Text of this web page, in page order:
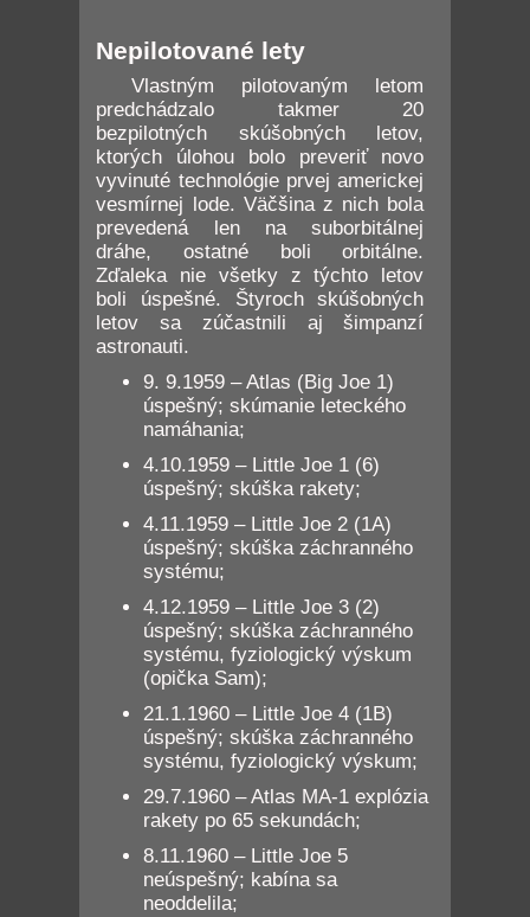
Nepilotované lety
Vlastným pilotovaným letom
predchádzalo takmer 20
bezpilotných skúšobných letov,
ktorých úlohou bolo preveriť novo
vyvinuté technológie prvej americkej
vesmírnej lode. Väčšina z nich bola
prevedená len na suborbitálnej
dráhe, ostatné boli orbitálne.
Zďaleka nie všetky z týchto letov
boli úspešné. Štyroch skúšobných
letov sa zúčastnili aj šimpanzí
astronauti.
9. 9.1959 – Atlas (Big Joe 1)
úspešný; skúmanie leteckého
namáhania;
4.10.1959 – Little Joe 1 (6)
úspešný; skúška rakety;
4.11.1959 – Little Joe 2 (1A)
úspešný; skúška záchranného
systému;
4.12.1959 – Little Joe 3 (2)
úspešný; skúška záchranného
systému, fyziologický výskum
(opička Sam);
21.1.1960 – Little Joe 4 (1B)
úspešný; skúška záchranného
systému, fyziologický výskum;
29.7.1960 – Atlas MA-1 explózia
rakety po 65 sekundách;
8.11.1960 – Little Joe 5
neúspešný; kabína sa
neoddelila;